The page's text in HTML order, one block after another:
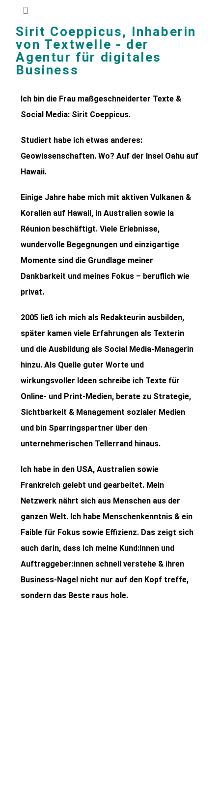
Sirit Coeppicus, Inhaberin
von Textwelle - der
Agentur für digitales
Business
Ich bin die Frau maßgeschneiderter Texte &
Social Media: Sirit Coeppicus.
Studiert habe ich etwas anderes:
Geowissenschaften. Wo? Auf der Insel Oahu auf
Hawaii.
Einige Jahre habe mich mit aktiven Vulkanen &
Korallen auf Hawaii, in Australien sowie la
Réunion beschäftigt. Viele Erlebnisse,
wundervolle Begegnungen und einzigartige
Momente sind die Grundlage meiner
Dankbarkeit und meines Fokus – beruflich wie
privat.
2005 ließ ich mich als Redakteurin ausbilden,
später kamen viele Erfahrungen als Texterin
und die Ausbildung als Social Media-Managerin
hinzu. Als Quelle guter Worte und
wirkungsvoller Ideen schreibe ich Texte für
Online- und Print-Medien, berate zu Strategie,
Sichtbarkeit & Management sozialer Medien
und bin Sparringspartner über den
unternehmerischen Tellerrand hinaus.
Ich habe in den USA, Australien sowie
Frankreich gelebt und gearbeitet. Mein
Netzwerk nährt sich aus Menschen aus der
ganzen Welt. Ich habe Menschenkenntnis & ein
Faible für Fokus sowie Effizienz. Das zeigt sich
auch darin, dass ich meine Kund:innen und
Auftraggeber:innen schnell verstehe & ihren
Business-Nagel nicht nur auf den Kopf treffe,
sondern das Beste raus hole.